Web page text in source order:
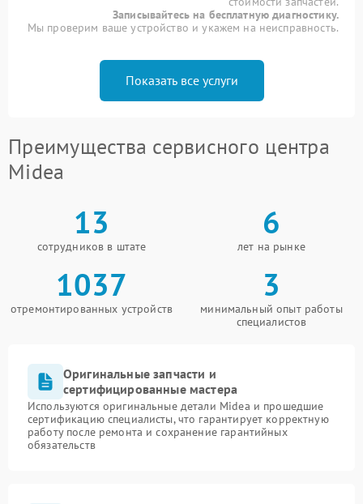
Записывайтесь на бесплатную диагностику.
Мы проверим ваше устройство и укажем на неисправность.
Показать все услуги
Преимущества сервисного центра
Midea
13
сотрудников в штате
6
лет на рынке
1037
отремонтированных устройств
3
минимальный опыт работы
специалистов
Оригинальные запчасти и
сертифицированные мастера
Используются оригинальные детали Midea и прошедшие
сертификацию специалисты, что гарантирует корректную
работу после ремонта и сохранение гарантийных
обязательств